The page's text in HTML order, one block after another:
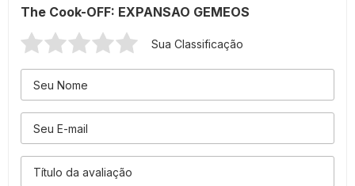
The Cook-OFF: EXPANSAO GEMEOS
Sua Classificação